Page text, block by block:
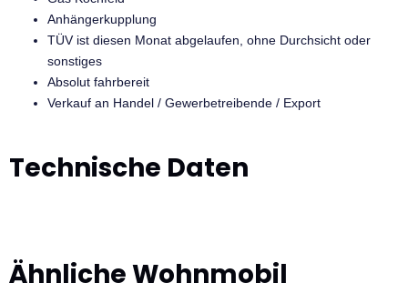
Anhängerkupplung
TÜV ist diesen Monat abgelaufen, ohne Durchsicht oder
sonstiges
Absolut fahrbereit
Verkauf an Handel / Gewerbetreibende / Export
Technische Daten
ÄhnlicheWohnmobil